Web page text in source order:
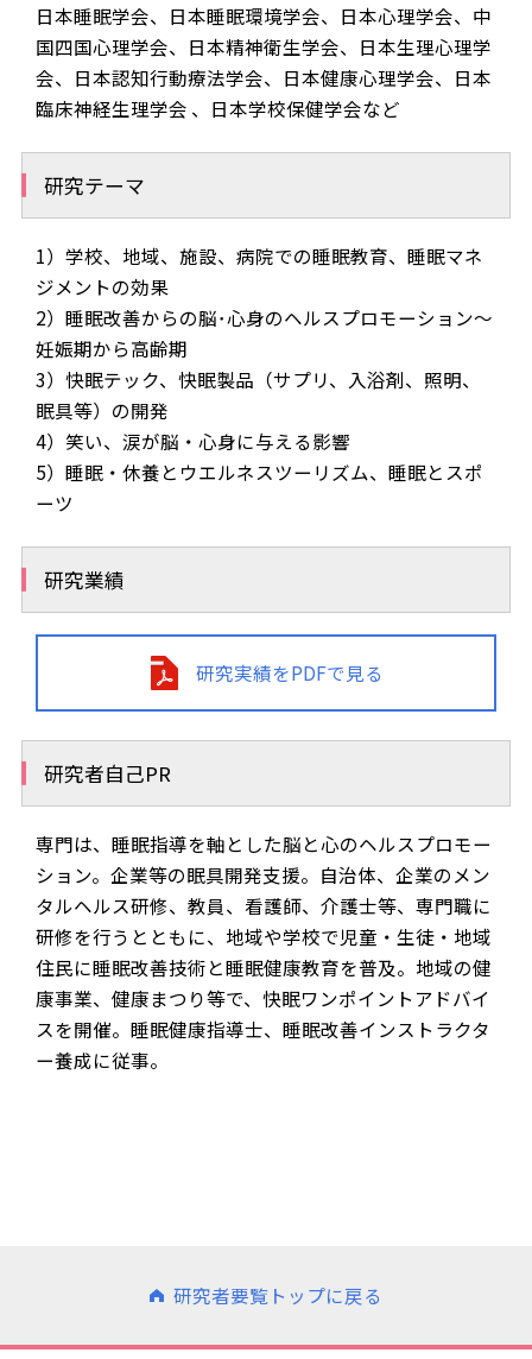
日本睡眠学会、日本睡眠環境学会、日本心理学会、中
国四国心理学会、日本精神衛生学会、日本生理心理学
会、日本認知行動療法学会、日本健康心理学会、日本
臨床神経生理学会 、日本学校保健学会など
研究テーマ
1）学校、地域、施設、病院での睡眠教育、睡眠マネ
ジメントの効果
2）睡眠改善からの脳･心身のヘルスプロモーション～
妊娠期から高齢期
3）快眠テック、快眠製品（サプリ、入浴剤、照明、
眠具等）の開発
4）笑い、涙が脳・心身に与える影響
5）睡眠・休養とウエルネスツーリズム、睡眠とスポ
ーツ
研究業績
研究実績をPDFで見る
研究者自己PR
専門は、睡眠指導を軸とした脳と心のヘルスプロモー
ション。企業等の眠具開発支援。自治体、企業のメン
タルヘルス研修、教員、看護師、介護士等、専門職に
研修を行うとともに、地域や学校で児童・生徒・地域
住民に睡眠改善技術と睡眠健康教育を普及。地域の健
康事業、健康まつり等で、快眠ワンポイントアドバイ
スを開催。睡眠健康指導士、睡眠改善インストラクタ
ー養成に従事。
研究者要覧トップに戻る